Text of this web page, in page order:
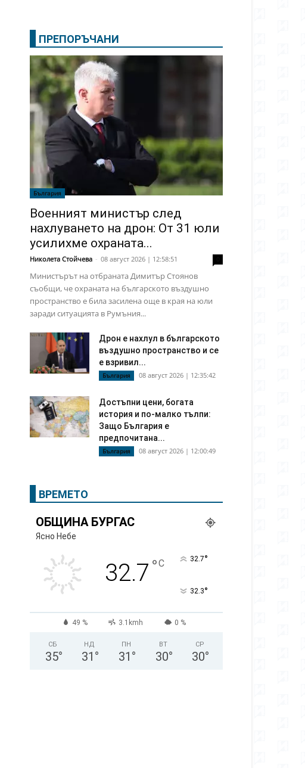
ПРЕПОРЪЧАНИ
България
Военният министър след
нахлуването на дрон: От 31 юли
усилихме охраната...
Николета Стойчева - 08 август 2026 | 12:58:51
Министърът на отбраната Димитър Стоянов
съобщи, че охраната на българското въздушно
пространство е била засилена още в края на юли
заради ситуацията в Румъния...
Дрон е нахлул в българското
въздушно пространство и се
е взривил...
България 08 август 2026 | 12:35:42
Достъпни цени, богата
история и по-малко тълпи:
Защо България е
предпочитана...
България 08 август 2026 | 12:00:49
ВРЕМЕТО
ОБЩИНА БУРГАС
Ясно Небе
32.7 °C 32.7°
32.3°
49 % 3.1kmh 0 %
СБ
35°
НД
31 °
ПН
31 °
ВТ
30°
СР
30°